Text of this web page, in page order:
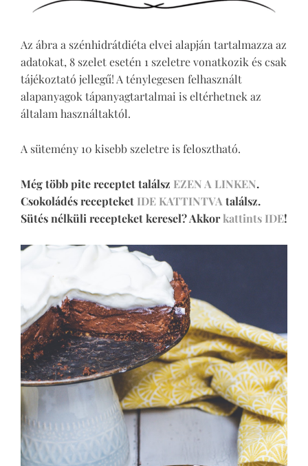
Az ábra a szénhidrátdiéta elvei alapján tartalmazza az
adatokat, 8 szelet esetén 1 szeletre vonatkozik és csak
tájékoztató jellegű! A ténylegesen felhasznált
alapanyagok tápanyagtartalmai is eltérhetnek az
általam használtaktól.
A sütemény 10 kisebb szeletre is felosztható.
Még több pite receptet találsz EZEN A LINKEN.
Csokoládés recepteket IDE KATTINTVAtalálsz.
Sütés nélküli recepteket keresel? Akkorkattints IDE!